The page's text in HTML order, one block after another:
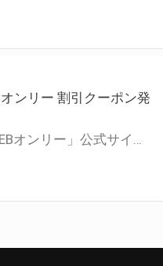
ンリー 割引クーポン発
「とらのあなWEBオンリー」公式サイトでとらのあな通販の「割引クーポン」を配布中！ イベントごとに開催当日限定で使える割引クーポンのシリアルコードを発行します。 とらのあなWEBオンリーのページをチェックして、イベント当日にお得にお買い物を楽しみましょう♪ ※本キャンペーンは予告なく終了する場合がございます。 とらのあなWEBオンリーサイトはこちら